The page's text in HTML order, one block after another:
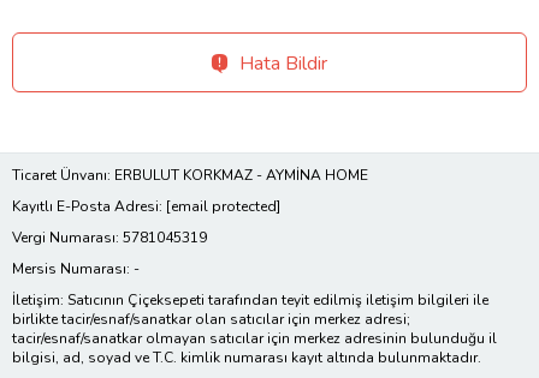
Hata Bildir
Ticaret Ünvanı: ERBULUT KORKMAZ - AYMİNA HOME
Kayıtlı E-Posta Adresi: [email protected]
Vergi Numarası: 5781045319
Mersis Numarası: -
İletişim: Satıcının Çiçeksepeti tarafından teyit edilmiş iletişim bilgileri ile
birlikte tacir/esnaf/sanatkar olan satıcılar için merkez adresi;
tacir/esnaf/sanatkar olmayan satıcılar için merkez adresinin bulunduğu il
bilgisi, ad, soyad ve T.C. kimlik numarası kayıt altında bulunmaktadır.